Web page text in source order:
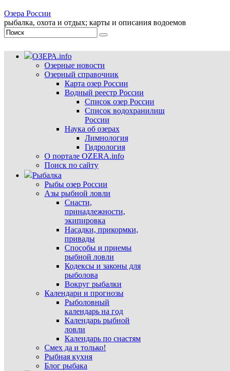
Озера России
рыбалка, охота и отдых; карты и описания водоемов
ОЗЕРА.info
Озерные новости
Озерный справочник
Карта озер России
Водный реестр России
Список озер России
Список водохранилищ
России
Наука об озерах
Лимнология
Гидрология
О портале OZERA.info
Поиск по сайту
Рыбалка
Рыбы озер России
Азы рыбной ловли
Снасти,
принадлежности,
экипировка
Насадки, прикормки,
привады
Способы и приемы
рыбной ловли
Кодексы и законы для
рыболова
Вокруг рыбалки
Календари и прогнозы
Рыболовный
календарь на год
Календарь рыбной
ловли
Календарь по снастям
Смех да и только!
Рыбная кухня
Блог рыбака